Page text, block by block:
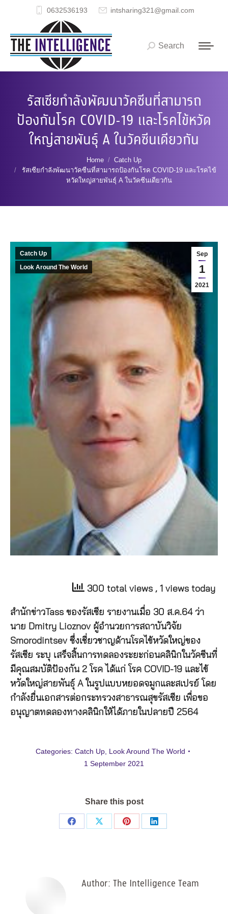
0632536193 intsharing321@gmail.com
Search:
Search
รัสเซียกำลังพัฒนาวัคซีนที่สามารถ
ป้องกันโรค COVID-19 และโรคไข้หวัด
ใหญ่สายพันธุ์ A ในวัคซีนเดียวกัน
Home
Catch Up
รัสเซียกำลังพัฒนาวัคซีนที่สามารถป้องกันโรค COVID-19 และโรคไข้
หวัดใหญ่สายพันธุ์ A ในวัคซีนเดียวกัน
Sep
1
2021
Catch Up
Look Around The World
300 total views , 1 views today
สำนักข่าวTass ของรัสเซีย รายงานเมื่อ 30 ส.ค.64 ว่า
นาย Dmitry Lioznov ผู้อำนวยการสถาบันวิจัย
Smorodintsev ซึ่งเชี่ยวชาญด้านโรคไข้หวัดใหญ่ของ
รัสเซีย ระบุ เสร็จสิ้นการทดลองระยะก่อนคลินิกในวัคซีนที่
มีคุณสมบัติป้องกัน 2 โรค ได้แก่ โรค COVID-19 และไข้
หวัดใหญ่สายพันธุ์ A ในรูปแบบหยอดจมูกและสเปรย์ โดย
กำลังยื่นเอกสารต่อกระทรวงสาธารณสุขรัสเซีย เพื่อขอ
อนุญาตทดลองทางคลินิกให้ได้ภายในปลายปี 2564
Categories: Catch Up, Look Around The World
1 September 2021
Share this post
Share
Share
Share
Share
Author: The Intelligence Team